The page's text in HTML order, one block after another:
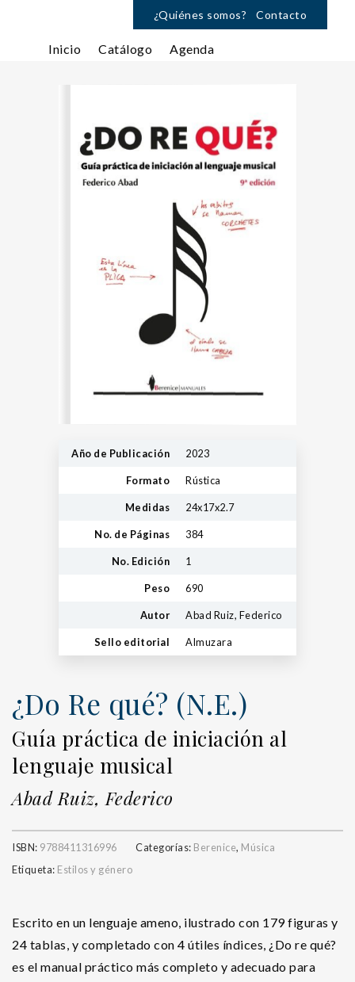
¿Quiénes somos? Contacto
Inicio Catálogo Agenda
Año de Publicación 2023
Formato Rústica
Medidas 24x17x2.7
No. de Páginas 384
No. Edición 1
Peso 690
Autor Abad Ruiz, Federico
Sello editorial Almuzara
¿Do Re qué? (N.E.)
Guía práctica de iniciación al
lenguaje musical
Abad Ruiz, Federico
ISBN: 9788411316996 Categorías: Berenice, Música
Etiqueta: Estilos y género
Escrito en un lenguaje ameno, ilustrado con 179 figuras y
24 tablas, y completado con 4 útiles índices, ¿Do re qué?
es el manual práctico más completo y adecuado para